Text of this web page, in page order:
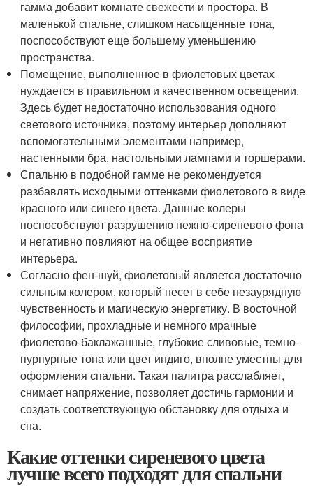
гамма добавит комнате свежести и простора. В
маленькой спальне, слишком насыщенные тона,
поспособствуют еще большему уменьшению
пространства.
Помещение, выполненное в фиолетовых цветах
нуждается в правильном и качественном освещении.
Здесь будет недостаточно использования одного
светового источника, поэтому интерьер дополняют
вспомогательными элементами например,
настенными бра, настольными лампами и торшерами.
Спальню в подобной гамме не рекомендуется
разбавлять исходными оттенками фиолетового в виде
красного или синего цвета. Данные колеры
поспособствуют разрушению нежно-сиреневого фона
и негативно повлияют на общее восприятие
интерьера.
Согласно фен-шуй, фиолетовый является достаточно
сильным колером, который несет в себе незаурядную
чувственность и магическую энергетику. В восточной
философии, прохладные и немного мрачные
фиолетово-баклажанные, глубокие сливовые, темно-
пурпурные тона или цвет индиго, вполне уместны для
оформления спальни. Такая палитра расслабляет,
снимает напряжение, позволяет достичь гармонии и
создать соответствующую обстановку для отдыха и
сна.
Какие оттенки сиреневого цвета
лучше всего подходят для спальни